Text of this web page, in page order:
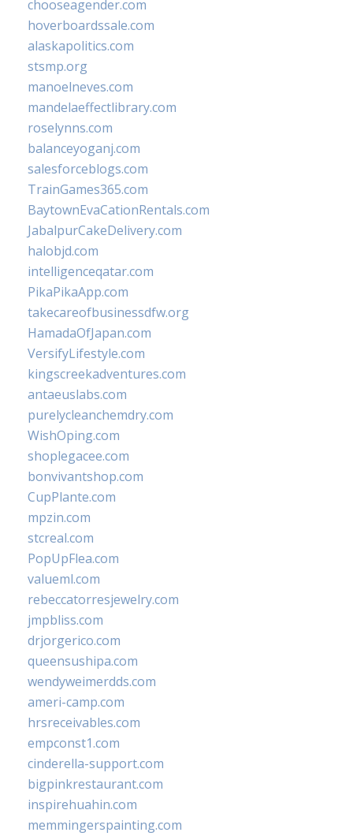
chooseagender.com
hoverboardssale.com
alaskapolitics.com
stsmp.org
manoelneves.com
mandelaeffectlibrary.com
roselynns.com
balanceyoganj.com
salesforceblogs.com
TrainGames365.com
BaytownEvaCationRentals.com
JabalpurCakeDelivery.com
halobjd.com
intelligenceqatar.com
PikaPikaApp.com
takecareofbusinessdfw.org
HamadaOfJapan.com
VersifyLifestyle.com
kingscreekadventures.com
antaeuslabs.com
purelycleanchemdry.com
WishOping.com
shoplegacee.com
bonvivantshop.com
CupPlante.com
mpzin.com
stcreal.com
PopUpFlea.com
valueml.com
rebeccatorresjewelry.com
jmpbliss.com
drjorgerico.com
queensushipa.com
wendyweimerdds.com
ameri-camp.com
hrsreceivables.com
empconst1.com
cinderella-support.com
bigpinkrestaurant.com
inspirehuahin.com
memmingerspainting.com